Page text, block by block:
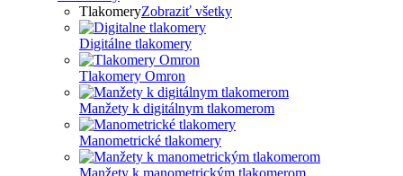
TlakomeryZobraziť všetky
Digitálne tlakomery
Tlakomery Omron
Manžety k digitálnym tlakomerom
Manometrické tlakomery
Manžety k manometrickým tlakomerom